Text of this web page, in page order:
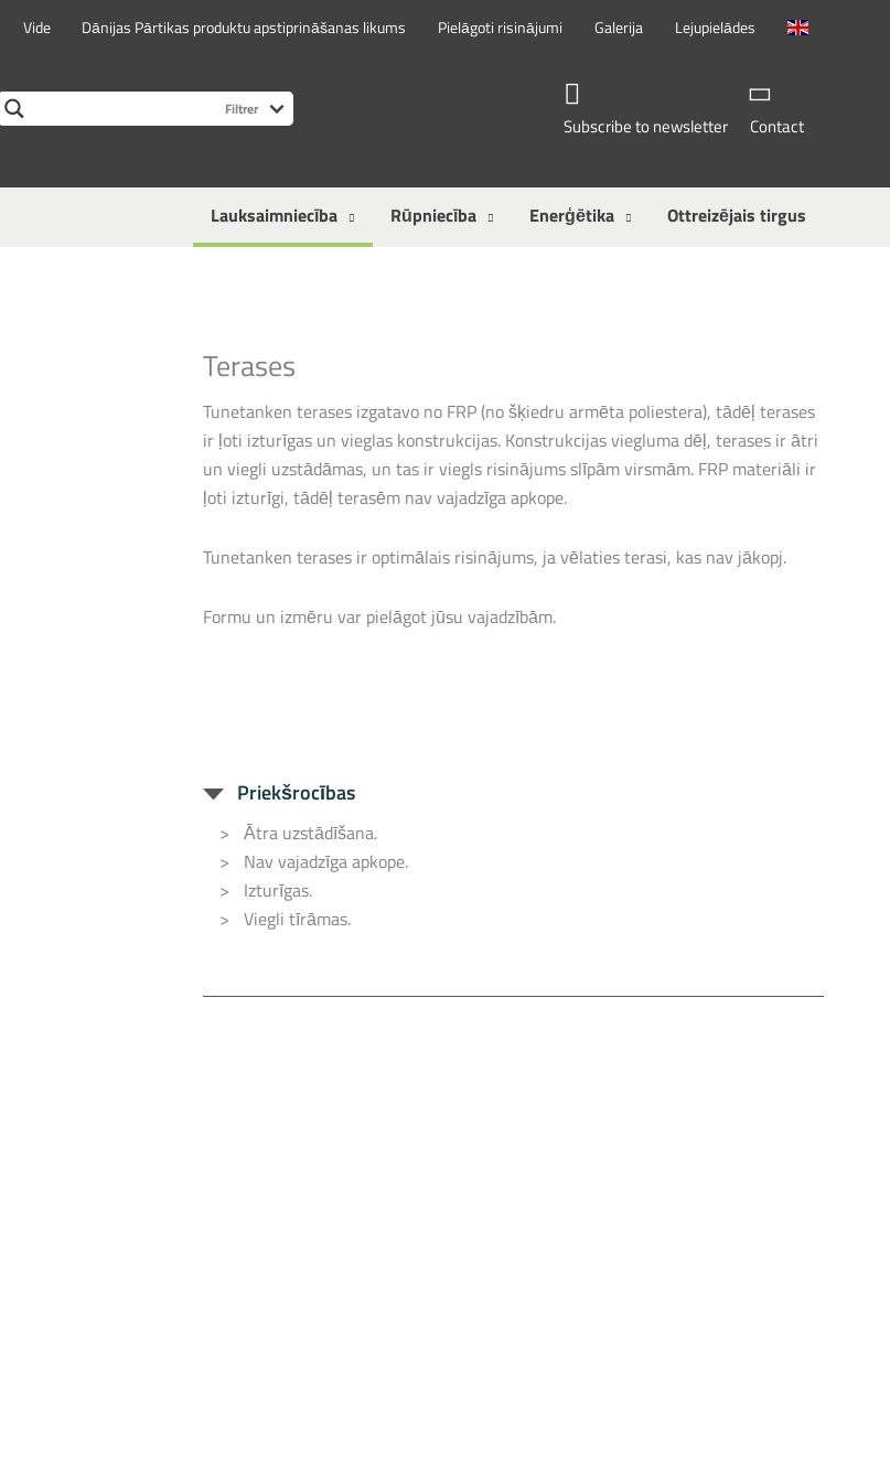
Vide Dānijas Pārtikas produktu apstiprināšanas likums Pielāgoti risinājumi Galerija Lejupielādes
Subscribe to newsletter Contact
Lauksaimniecība Rūpniecība Enerģētika Ottreizējais tirgus
Terases
Tunetanken terases izgatavo no FRP (no šķiedru armēta poliestera), tādēļ terases
ir ļoti izturīgas un vieglas konstrukcijas. Konstrukcijas viegluma dēļ, terases ir ātri
un viegli uzstādāmas, un tas ir viegls risinājums slīpām virsmām. FRP materiāli ir
ļoti izturīgi, tādēļ terasēm nav vajadzīga apkope.
Tunetanken terases ir optimālais risinājums, ja vēlaties terasi, kas nav jākopj.
Formu un izmēru var pielāgot jūsu vajadzībām.
Priekšrocības
Ātra uzstādīšana.
Nav vajadzīga apkope.
Izturīgas.
Viegli tīrāmas.